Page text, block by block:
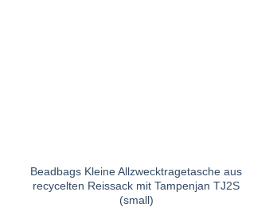
Beadbags Kleine Allzwecktragetasche aus
recycelten Reissack mit Tampenjan TJ2S
(small)